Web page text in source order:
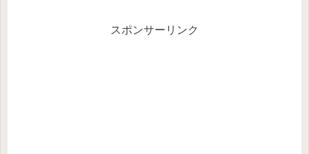
スポンサーリンク